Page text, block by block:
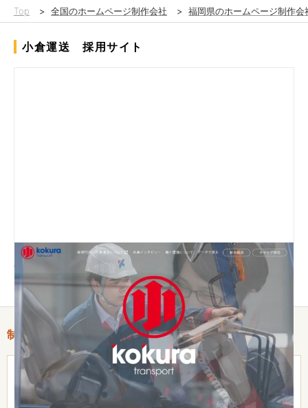
Top > 全国のホームページ制作会社 > 福岡県のホームページ制作会
小倉運送 採用サイト
小倉運送様の採用サイトの撮影とサイト制作させていただきまし
た。
制作情報
費用目安 -
制作期間 -